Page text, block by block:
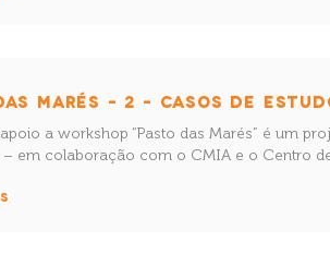
MARÉS – 2 – CASOS DE
a workshop “Pasto das Marés” é um
– em colaboração com o CMIA e o Centro